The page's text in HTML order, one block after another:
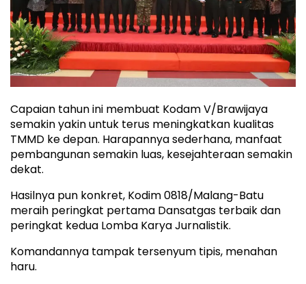
Capaian tahun ini membuat Kodam V/Brawijaya
semakin yakin untuk terus meningkatkan kualitas
TMMD ke depan. Harapannya sederhana, manfaat
pembangunan semakin luas, kesejahteraan semakin
dekat.
Hasilnya pun konkret, Kodim 0818/Malang-Batu
meraih peringkat pertama Dansatgas terbaik dan
peringkat kedua Lomba Karya Jurnalistik.
Komandannya tampak tersenyum tipis, menahan
haru.